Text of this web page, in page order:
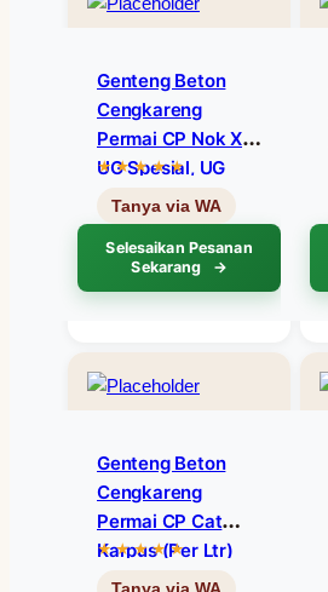
Genteng Beton
Cengkareng
Permai CP Nok XG,
UG Spesial, UG
Jure Warna Coklat
C12
Selesaikan Pesanan
Sekarang
Genteng Beton
Cengkareng
Permai CP Cat
Karpus (per Ltr)
Warna Coklat C11